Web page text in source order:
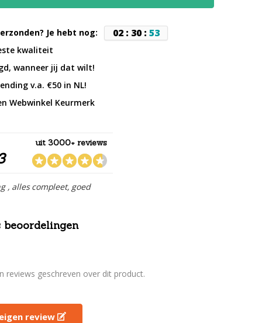
Je hebt nog: 02: 30: 52
kwaliteit
wanneer jij dat wilt!
v.a. €50 in NL!
Webwinkel Keurmerk
uit 3000+ reviews
, alles compleet, goed
beoordelingen
reviews geschreven over dit product.
review